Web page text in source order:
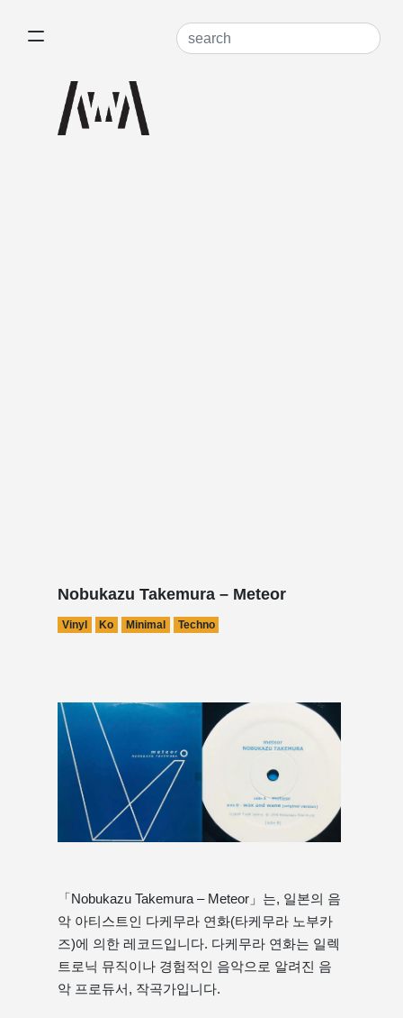
Nobukazu Takemura – Meteor
Vinyl Ko Minimal Techno
「Nobukazu Takemura – Meteor」는, 일본의 음
악 아티스트인 다케무라 연화(타케무라 노부카
즈)에 의한 레코드입니다. 다케무라 연화는 일렉
트로닉 뮤직이나 경험적인 음악으로 알려진 음
악 프로듀서, 작곡가입니다.